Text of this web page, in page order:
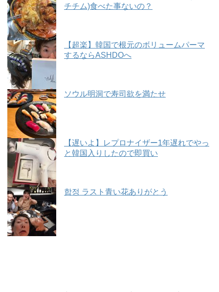
チチム)食べた事ないの？
【超楽】韓国で根元のボリュームパーマ
するならASHDOへ
ソウル明洞で寿司欲を満たせ
【遅いよ】レプロナイザー1年遅れでやっ
と韓国入りしたので即買い
합정 ラスト青い花ありがとう